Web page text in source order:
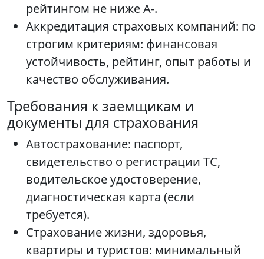
рейтингом не ниже А-.
Аккредитация страховых компаний: по
строгим критериям: финансовая
устойчивость, рейтинг, опыт работы и
качество обслуживания.
Требования к заемщикам и
документы для страхования
Автострахование: паспорт,
свидетельство о регистрации ТС,
водительское удостоверение,
диагностическая карта (если
требуется).
Страхование жизни, здоровья,
квартиры и туристов: минимальный